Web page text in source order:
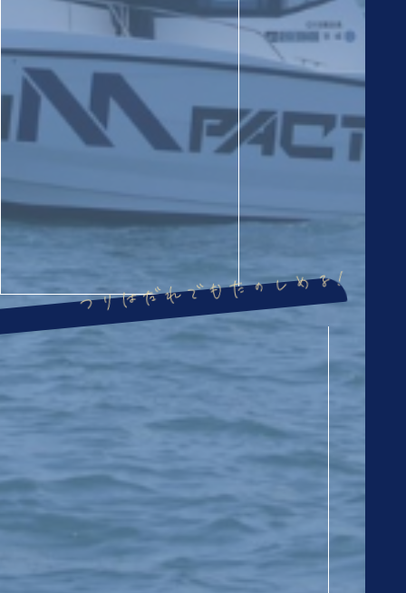
つりはだれでもたのしめる!